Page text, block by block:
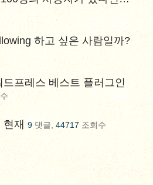
하고 싶은 사람일까?
프레스 베스트 플러그인
현재 9댓글, 44717 조회수